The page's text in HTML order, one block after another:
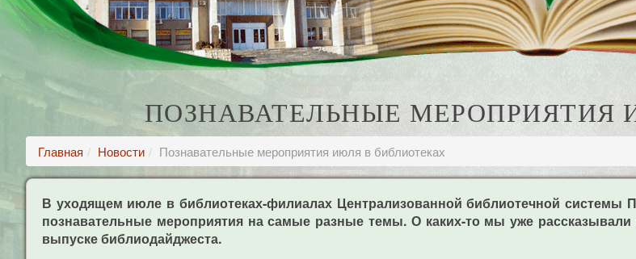
ПОЗНАВАТЕЛЬНЫЕ МЕРОПРИЯТИЯ
Главная Новости Познавательные мероприятия июля в библиотеках
В уходящем июле в библиотеках-филиалах Централизованной библиотечной
познавательные мероприятия на самые разные темы. О каких-то мы уже
выпуске библиодайджеста.